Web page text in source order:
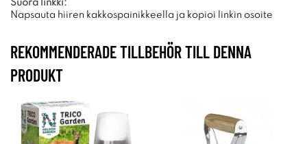
Suora linkki:
Napsauta hiiren kakkospainikkeella ja kopioi linkin osoite
REKOMMENDERADE TILLBEHÖR TILL DENNA
PRODUKT